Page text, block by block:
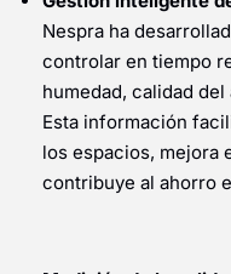
Nespra ha
controlar en tiempo
humedad, calidad
Esta información
los espacios, mejora
contribuye al ahorro